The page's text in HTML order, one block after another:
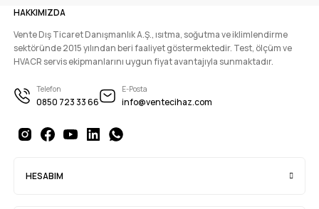
HAKKIMIZDA
Vente Dış Ticaret Danışmanlık A.Ş., ısıtma, soğutma ve iklimlendirme
sektöründe 2015 yılından beri faaliyet göstermektedir. Test, ölçüm ve
HVACR servis ekipmanlarını uygun fiyat avantajıyla sunmaktadır.
Telefon
0850 723 33 66
E-Posta
info@ventecihaz.com
HESABIM